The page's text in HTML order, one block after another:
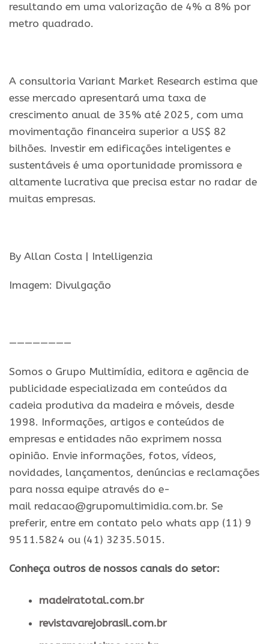
resultando em uma valorização de 4% a 8% por
metro quadrado.
A consultoria Variant Market Research estima que
esse mercado apresentará uma taxa de
crescimento anual de 35% até 2025, com uma
movimentação financeira superior a US$ 82
bilhões. Investir em edificações inteligentes e
sustentáveis é uma oportunidade promissora e
altamente lucrativa que precisa estar no radar de
muitas empresas.
By Allan Costa | Intelligenzia
Imagem: Divulgação
————————
Somos o Grupo Multimídia, editora e agência de
publicidade especializada em conteúdos da
cadeia produtiva da madeira e móveis, desde
1998. Informações, artigos e conteúdos de
empresas e entidades não exprimem nossa
opinião. Envie informações, fotos, vídeos,
novidades, lançamentos, denúncias e reclamações
para nossa equipe através do e-
mail redacao@grupomultimidia.com.br. Se
preferir, entre em contato pelo whats app (11) 9
9511.5824 ou (41) 3235.5015.
Conheça outros de nossos canais do setor:
madeiratotal.com.br
revistavarejobrasil.com.br